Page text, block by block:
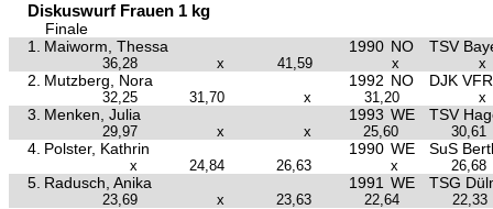
Diskuswurf Frauen 1 kg
Finale
1.
Maiworm, Thessa 1990 NO TSV
36,28 x 41,59 x x
2. Mutzberg, Nora 1992 NO DJK
32,25 31,70 x 31,20 x
3. Menken, Julia 1993 WE TSV
29,97 x x 25,60 30,61
4. Polster, Kathrin 1990 WE SuS
x 24,84 26,63 x 26,68
5. Radusch, Anika 1991 WE TSG
23,69 x 23,63 22,64 22,33